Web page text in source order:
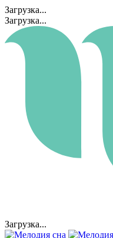
Загрузка...
Загрузка...
Загрузка...